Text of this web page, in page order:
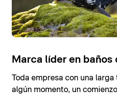
Marca líder en baños
Toda empresa con una
algún momento, un